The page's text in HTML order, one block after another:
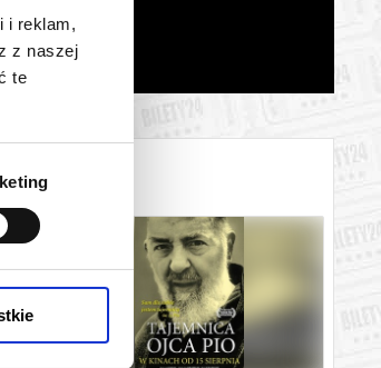
i reklam,
z naszej
te